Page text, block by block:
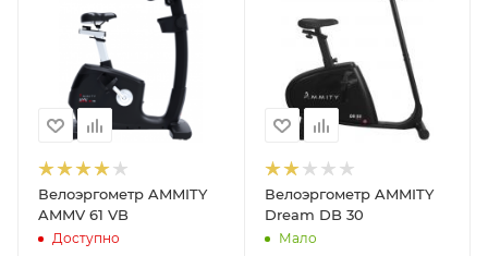
Велоэргометр AMMITY
AMMV 61 VB
Доступно
Велоэргометр AMMITY
Dream DB 30
Мало